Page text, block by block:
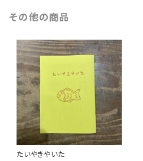
その他の商品
たいやきやいた